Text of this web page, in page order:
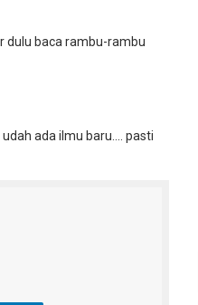
dulu baca rambu-rambu
ada ilmu baru.... pasti